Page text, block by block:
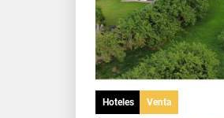
Hoteles Venta